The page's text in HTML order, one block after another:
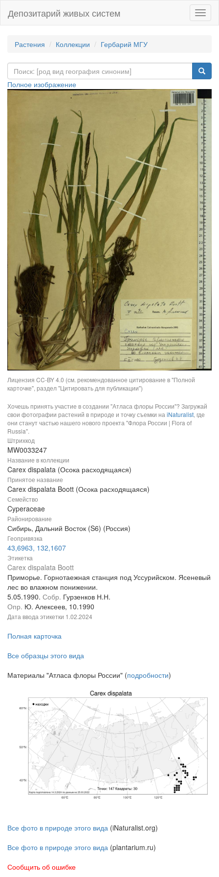
Депозитарий живых систем
Растения Коллекции Гербарий МГУ
Полное изображение
Лицензия CC-BY 4.0 (см. рекомендованное цитирование в "Полной
карточке", раздел "Цитировать для публикации")
Хочешь принять участие в создании "Атласа флоры России"? Загружай
свои фотографии растений в природе и точку съемки на iNaturalist, где
они станут частью нашего нового проекта "Флора России | Flora of
Russia".
Штрихкод
MW0033247
Название в коллекции
Carex dispalata (Осока расходящаяся)
Принятое название
Carex dispalata Boott (Осока расходящаяся)
Семейство
Cyperaceae
Районирование
Сибирь, Дальний Восток (S6) (Россия)
Геопривязка
43,6963, 132,1607
Этикетка
Carex dispalata Boott
Приморье. Горнотаежная станция под Уссурийском. Ясеневый
лес во влажном понижении.
5.05.1990. Собр. Гурзенков Н.Н.
Опр. Ю. Алексеев, 10.1990
Дата ввода этикетки 1.02.2024
Полная карточка
Все образцы этого вида
Материалы "Атласа флоры России" (подробности)
Все фото в природе этого вида (iNaturalist.org)
Все фото в природе этого вида (plantarium.ru)
Сообщить об ошибке